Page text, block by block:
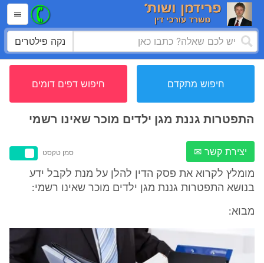
נקה פילטרים
חיפוש מתקדם חיפוש דפים דומים
התפטרות גננת מגן ילדים מוכר שאינו רשמי
יצירת קשר ✉ סמן טקסט
מומלץ לקרוא את פסק הדין להלן על מנת לקבל ידע
בנושא התפטרות גננת מגן ילדים מוכר שאינו רשמי:
מבוא: